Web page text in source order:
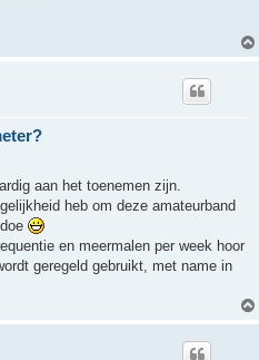
aan het toenemen zijn.
heb om deze amateurband
en meermalen per week hoor
geregeld gebruikt, met name in